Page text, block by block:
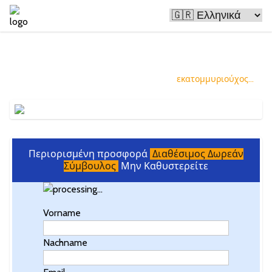
εκατομμυριούχος...
Περιορισμένη προσφορά Διαθέσιμος Δωρεάν
Σύμβουλος Μην Καθυστερείτε
Vorname
Nachname